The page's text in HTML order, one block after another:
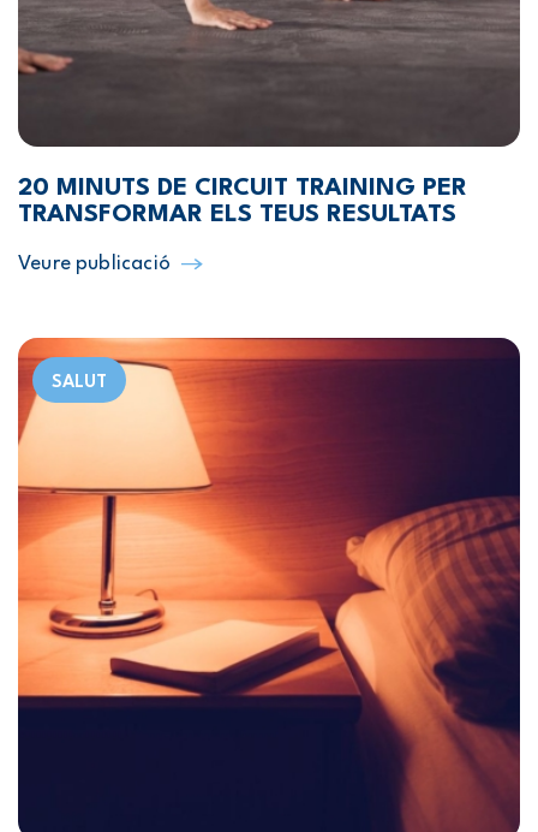
20 MINUTS DE CIRCUIT TRAINING PER
TRANSFORMAR ELS TEUS RESULTATS
Veure publicació
SALUT